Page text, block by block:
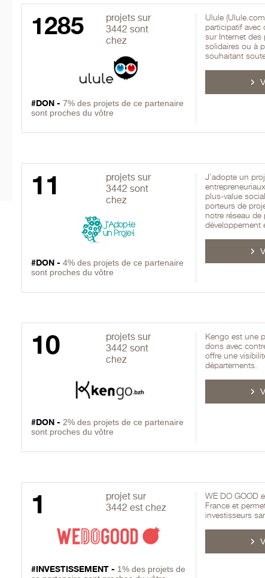
1285
projets sur
3442 sont
chez
#DON - 7% des projets de ce partenaire
sont proches du vôtre
Ulule
participatif avec
sur Internet des
solidaires ou à
souhaitant
11
projets sur
3442 sont
chez
#DON - 4% des projets de ce partenaire
sont proches du vôtre
J’adopte un
plus-value
porteurs de
notre réseau de
développement
10
projets sur
3442 sont
chez
#DON - 2% des projets de ce partenaire
sont proches du vôtre
Kengo est une
dons avec
offre une
départements.
1
projet sur
3442 est chez
#INVESTISSEMENT - 1% des projets de
WE DO GOOD
France et
investisseurs